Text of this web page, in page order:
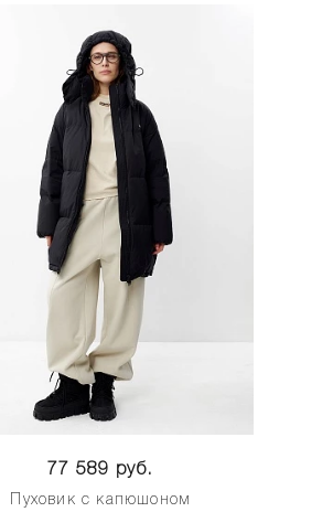
77 589 руб.
Пуховик с капюшоном